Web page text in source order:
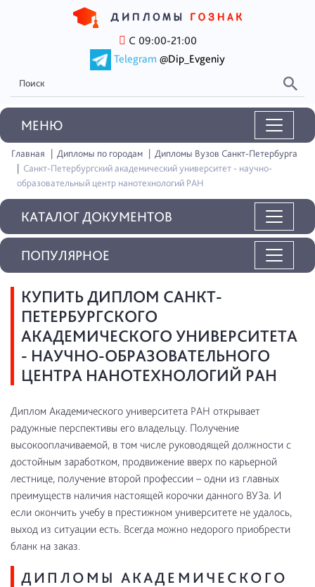
С 09:00-21:00
Telegram @Dip_Evgeniy
MEНЮ
Главная Дипломы по городам
Дипломы Вузов Санкт-Петербурга
Санкт-Петербургский академический университет - научно-
образовательный центр нанотехнологий РАН
КАТАЛОГ ДОКУМЕНТОВ
КУПИТЬ ДИПЛОМ САНКТ-
ПЕТЕРБУРГСКОГО
АКАДЕМИЧЕСКОГО УНИВЕРСИТЕТА
- НАУЧНО-ОБРАЗОВАТЕЛЬНОГО
ЦЕНТРА НАНОТЕХНОЛОГИЙ РАН
Диплом Академического университета РАН открывает
радужные перспективы его владельцу. Получение
высокооплачиваемой, в том числе руководящей должности с
достойным заработком, продвижение вверх по карьерной
лестнице, получение второй профессии – одни из главных
преимуществ наличия настоящей корочки данного ВУЗа. И
если окончить учебу в престижном университете не удалось,
выход из ситуации есть. Всегда можно недорого приобрести
бланк на заказ.
ДИПЛОМЫ АКАДЕМИЧЕСКОГО
ПОПУЛЯРНОЕ